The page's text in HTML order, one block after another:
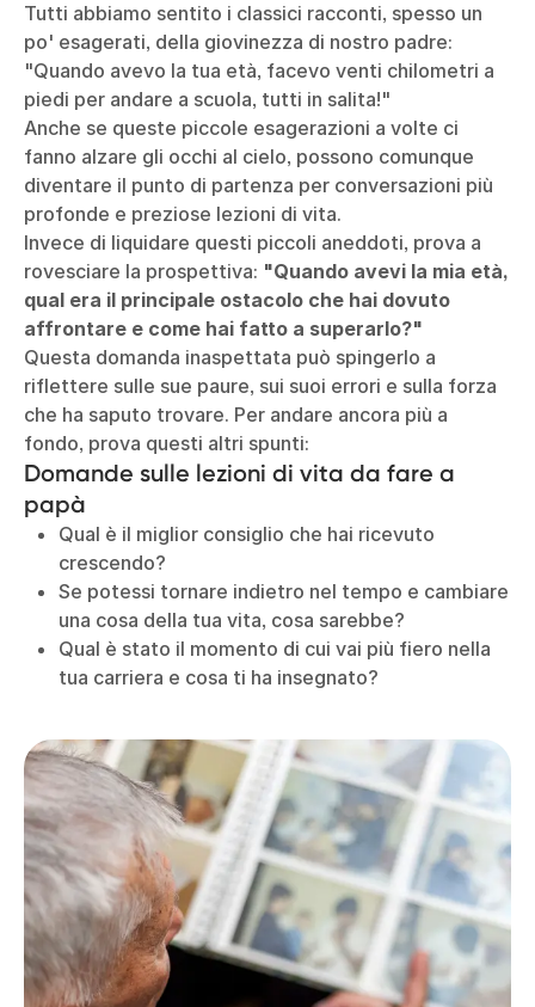
Tutti abbiamo sentito i classici racconti, spesso un
po' esagerati, della giovinezza di nostro padre:
"Quando avevo la tua età, facevo venti chilometri a
piedi per andare a scuola, tutti in salita!"
Anche se queste piccole esagerazioni a volte ci
fanno alzare gli occhi al cielo, possono comunque
diventare il punto di partenza per conversazioni più
profonde e preziose lezioni di vita.
Invece di liquidare questi piccoli aneddoti, prova a
rovesciare la prospettiva: "Quando avevi la mia età,
qual era il principale ostacolo che hai dovuto
affrontare e come hai fatto a superarlo?"
Questa domanda inaspettata può spingerlo a
riflettere sulle sue paure, sui suoi errori e sulla forza
che ha saputo trovare. Per andare ancora più a
fondo, prova questi altri spunti:
Domande sulle lezioni di vita da fare a
papà
Qual è il miglior consiglio che hai ricevuto
crescendo?
Se potessi tornare indietro nel tempo e cambiare
una cosa della tua vita, cosa sarebbe?
Qual è stato il momento di cui vai più fiero nella
tua carriera e cosa ti ha insegnato?